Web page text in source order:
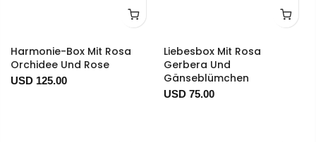
Harmonie-Box Mit Rosa
Orchidee Und Rose
USD 125.00
Liebesbox Mit Rosa
Gerbera Und
Gänseblümchen
USD 75.00